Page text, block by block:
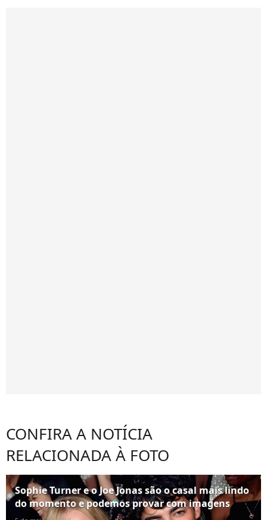
CONFIRA A NOTÍCIA
RELACIONADA À FOTO
Sophie Turner e o Joe Jonas são o casal mais lindo
do momento e podemos provar com imagens